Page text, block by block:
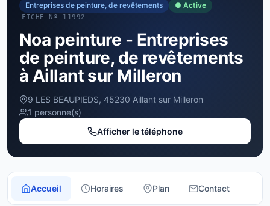
Entreprises de peinture, de revêtements ● Active
FICHE Nº 11992
Noa peinture - Entreprises
de peinture, de revêtements
à Aillant sur Milleron
9 LES BEAUPIEDS, 45230 Aillant sur Milleron
1 personne(s)
Afficher le téléphone
Accueil Horaires Plan Contact